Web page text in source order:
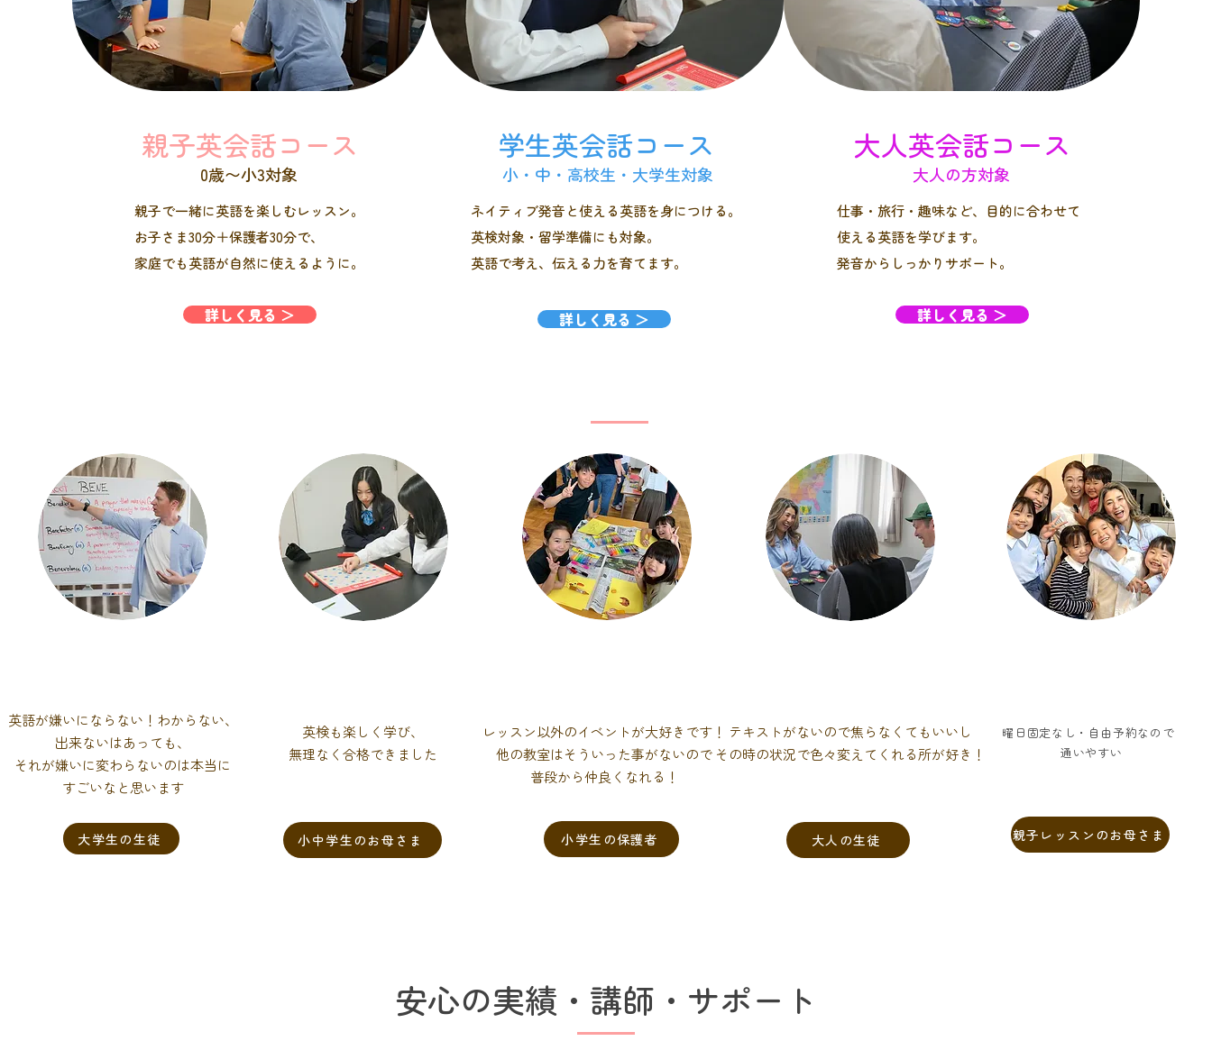
親子英会話コース
0歳〜小3対象
親子で一緒に英語を楽しむレッスン。
お子さま30分＋保護者30分で、
家庭でも英語が自然に使えるように。
詳しく見る ＞
学生英会話コース
小・中・高校生・大学生対象
ネイティブ発音と使える英語を身につける。
英検対象・留学準備にも対象。
英語で考え、伝える力を育てます。
詳しく見る ＞
大人英会話コース
大人の方対象
仕事・旅行・趣味など、目的に合わせて
使える英語を学びます。
発音からしっかりサポート。
詳しく見る ＞
英語が嫌いにならない！わからない、
出来ないはあっても、
それが嫌いに変わらないのは本当に
すごいなと思います
大学生の生徒
英検も楽しく学び、
無理なく合格できました
小中学生のお母さま
レッスン以外のイベントが大好きです！
他の教室はそういった事がないので
普段から仲良くなれる！
小学生の保護者
テキストがないので焦らなくてもいいし
その時の状況で色々変えてくれる所が好き！
大人の生徒
曜日固定なし・自由予約なので
通いやすい
親子レッスンのお母さま
安心の実績・講師・サポート